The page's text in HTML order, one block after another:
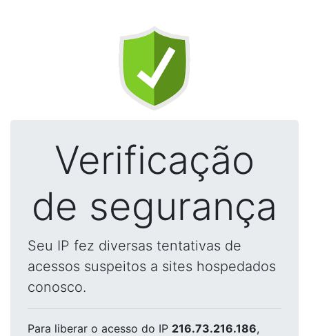
Verificação
de segurança
Seu IP fez diversas tentativas de
acessos suspeitos a sites hospedados
conosco.
Para liberar o acesso do IP 216.73.216.186,